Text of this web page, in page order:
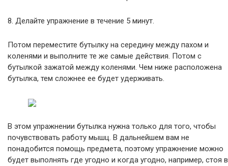
8. Делайте упражнение в течение 5 минут.
Потом переместите бутылку на середину между пахом и
коленями и выполните те же самые действия. Потом с
бутылкой зажатой между коленями. Чем ниже расположена
бутылка, тем сложнее ее будет удерживать.
В этом упражнении бутылка нужна только для того, чтобы
почувствовать работу мышц. В дальнейшем вам не
понадобится помощь предмета, поэтому упражнение можно
будет выполнять где угодно и когда угодно, например, стоя в